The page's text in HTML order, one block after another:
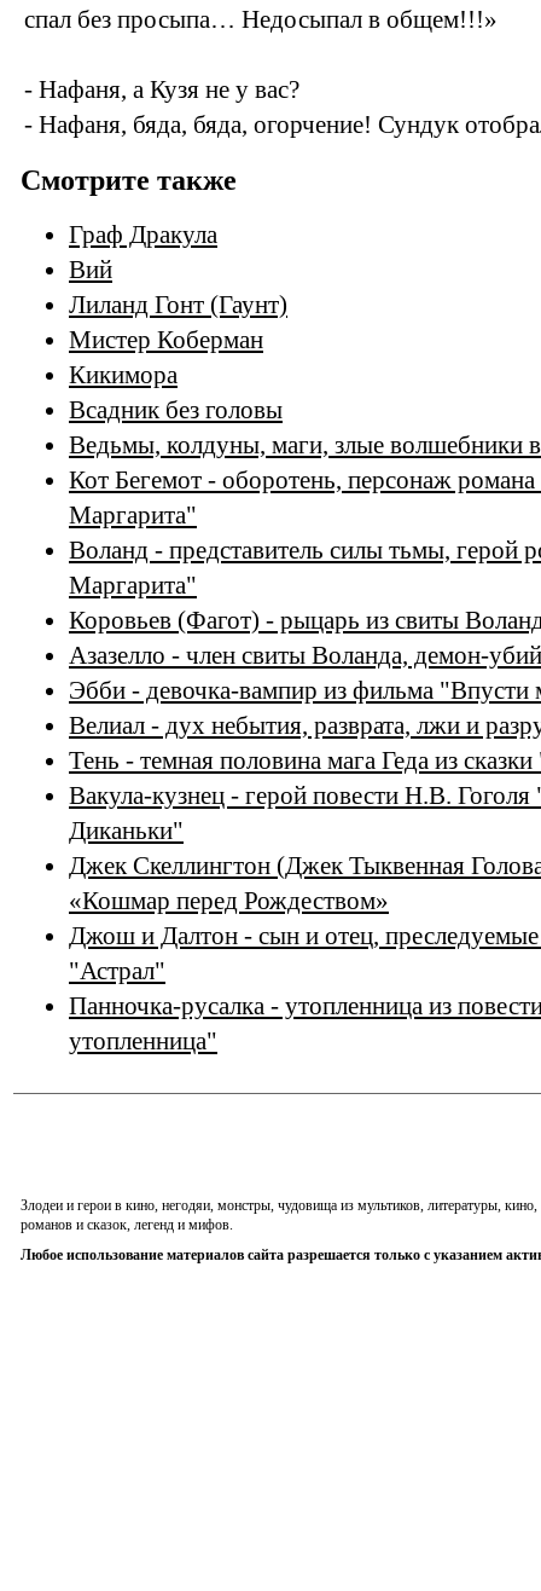
спал без просыпа… Недосыпал в общем!!!»
- Нафаня, а Кузя не у вас?
- Нафаня, бяда, бяда, огорчение! Сундук
Смотрите также
Граф Дракула
Вий
Лиланд Гонт (Гаунт)
Мистер Коберман
Кикимора
Всадник без головы
Ведьмы, колдуны, маги, злые волшебники в
Кот Бегемот - оборотень, персонаж
Маргарита"
Воланд - представитель силы тьмы, герой
Маргарита"
Коровьев (Фагот) - рыцарь из свиты
Азазелло - член свиты Воланда, демон-
Эбби - девочка-вампир из фильма "Впусти
Велиал - дух небытия, разврата, лжи и
Тень - темная половина мага Геда из
Вакула-кузнец - герой повести Н.В. Гоголя
Диканьки"
Джек Скеллингтон (Джек Тыквенная
«Кошмар перед Рождеством»
Джош и Далтон - сын и отец,
"Астрал"
Панночка-русалка - утопленница из
утопленница"
Злодеи и герои в кино, негодяи, монстры, чудовища из мультиков, литературы,
романов и сказок, легенд и мифов.
Любое использование материалов сайта разрешается только с указанием